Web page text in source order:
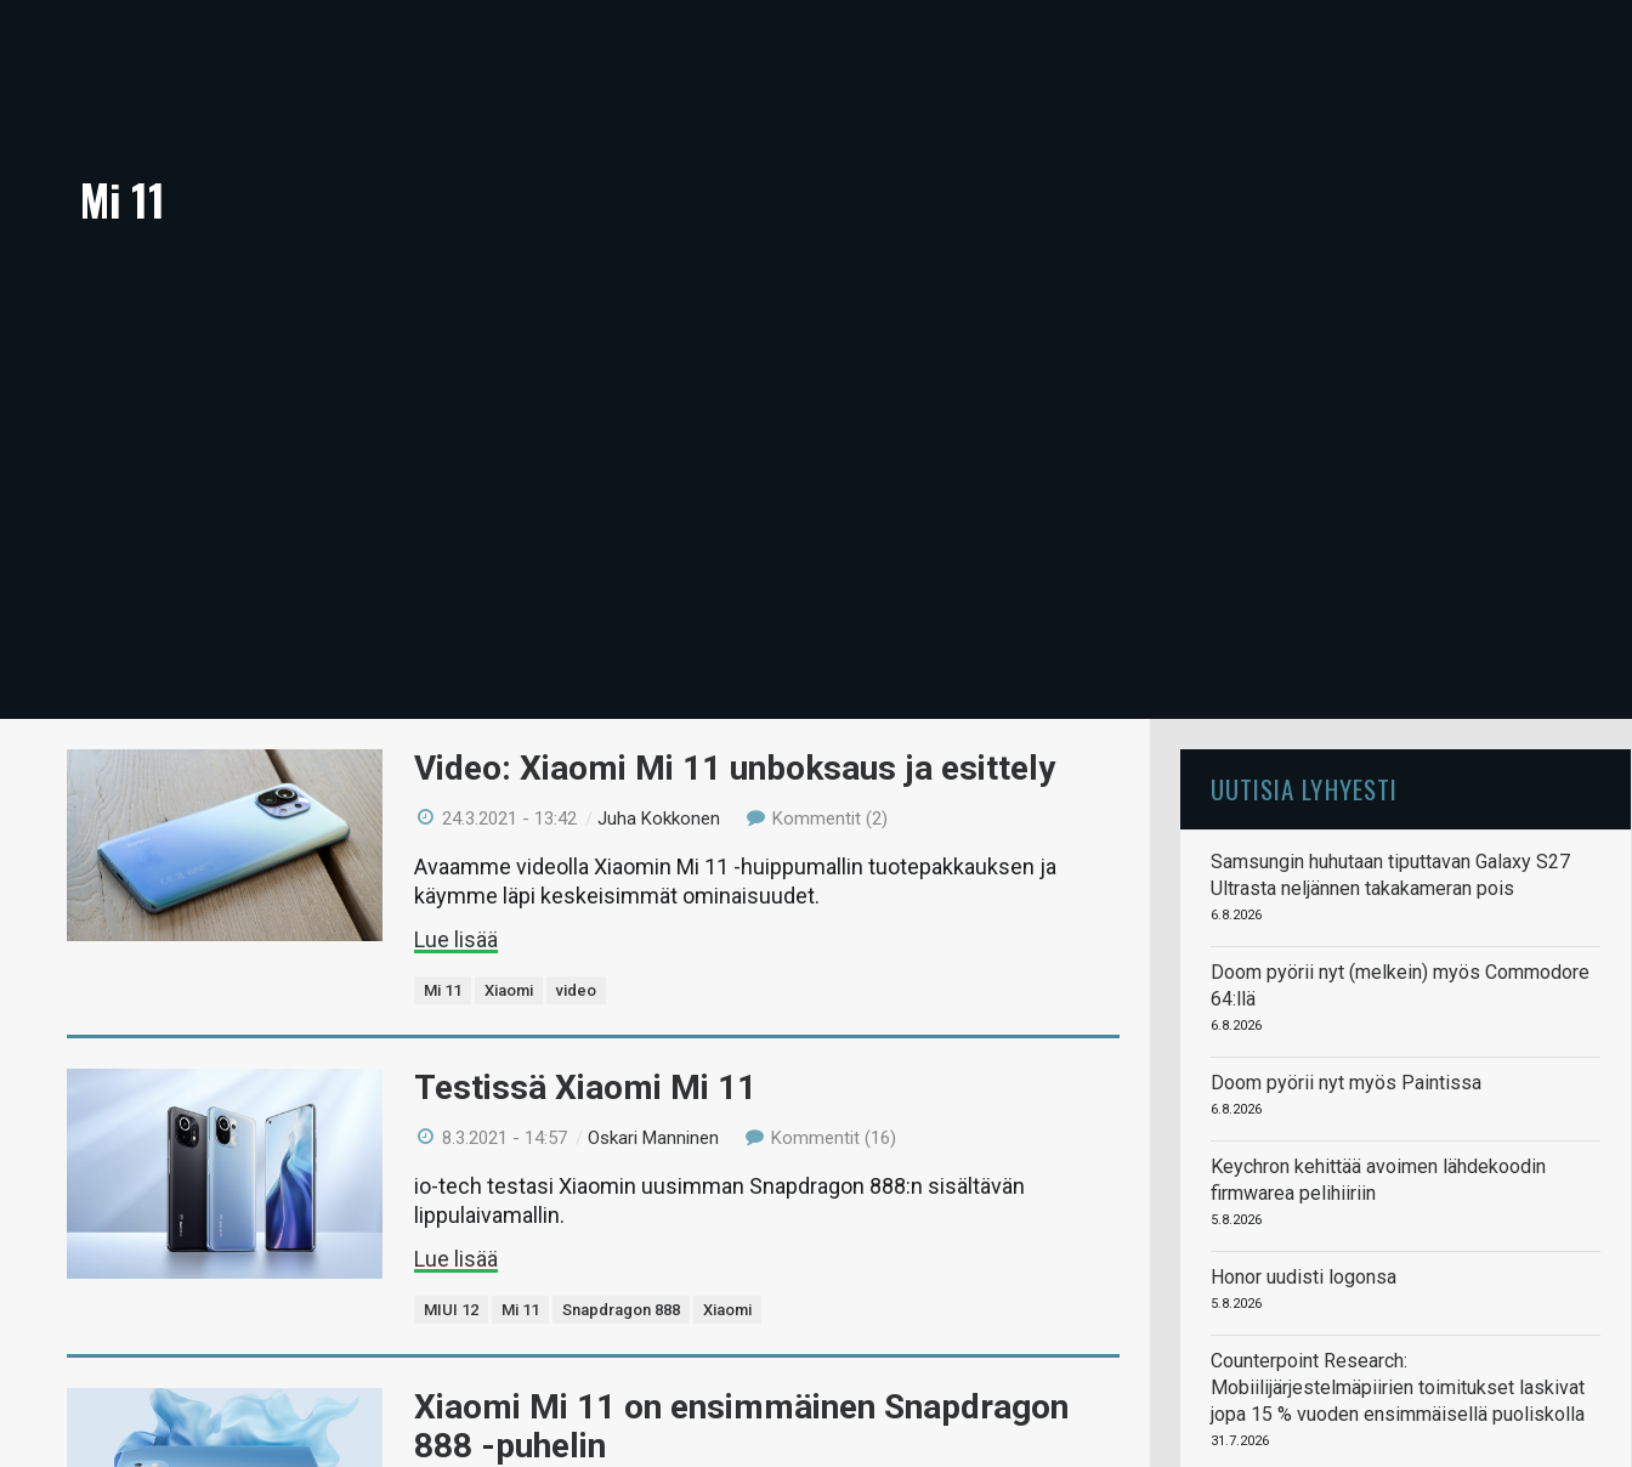
Mi 11
Video: Xiaomi Mi 11 unboksaus ja esittely
24.3.2021 - 13:42 /Juha Kokkonen Kommentit (2)
Avaamme videolla Xiaomin Mi 11 -huippumallin tuotepakkauksen ja
käymme läpi keskeisimmät ominaisuudet.
Lue lisää
Mi 11 Xiaomi video
Testissä Xiaomi Mi 11
8.3.2021 - 14:57 /Oskari Manninen Kommentit (16)
io-tech testasi Xiaomin uusimman Snapdragon 888:n sisältävän
lippulaivamallin.
Lue lisää
MIUI 12 Mi 11 Snapdragon 888 Xiaomi
Xiaomi Mi 11 on ensimmäinen Snapdragon
888 -puhelin
UUTISIA LYHYESTI
Samsungin huhutaan tiputtavan Galaxy S27
Ultrasta neljännen takakameran pois
6.8.2026
Doom pyörii nyt (melkein) myös Commodore
64:llä
6.8.2026
Doom pyörii nyt myös Paintissa
6.8.2026
Keychron kehittää avoimen lähdekoodin
firmwarea pelihiiriin
5.8.2026
Honor uudisti logonsa
5.8.2026
Counterpoint Research:
Mobiilijärjestelmäpiirien toimitukset laskivat
jopa 15 % vuoden ensimmäisellä puoliskolla
31.7.2026